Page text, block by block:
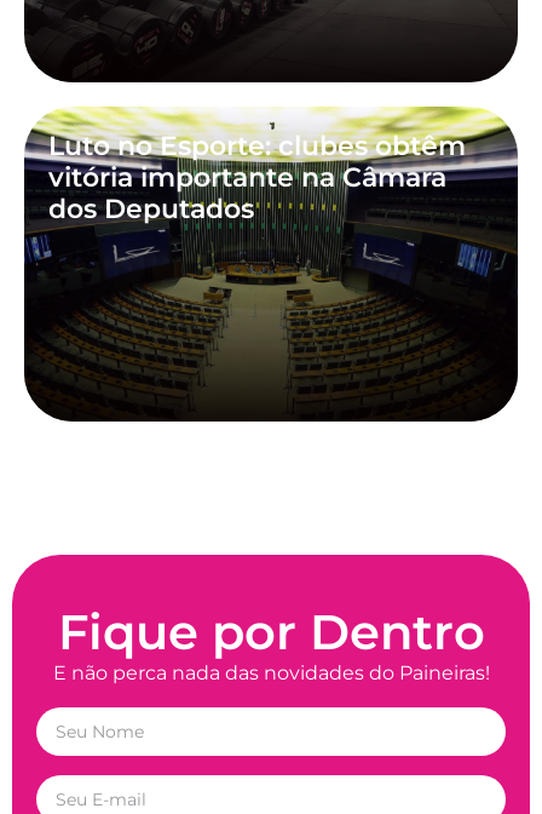
Luto no Esporte: clubes obtêm
vitória importante na Câmara
dos Deputados
Fique por Dentro
E não perca nada das novidades do Paineiras!